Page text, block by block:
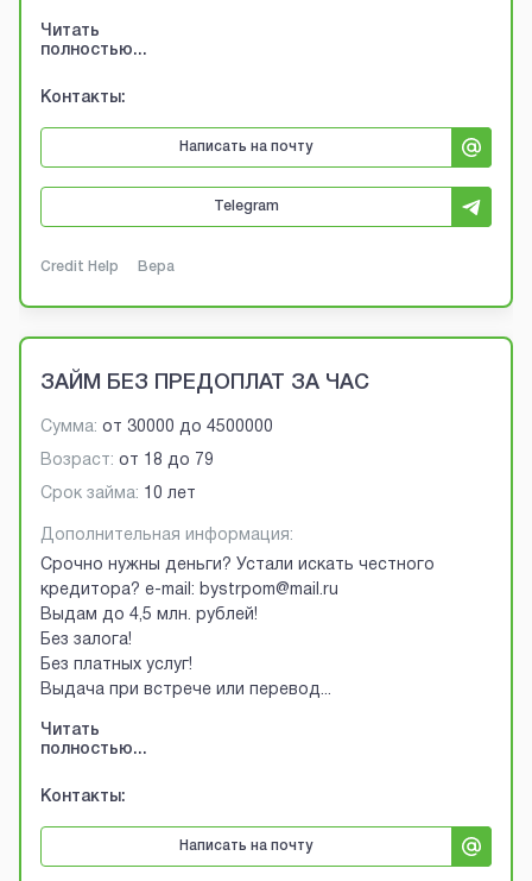
Читать
полностью...
Контакты:
Написать на почту
Telegram
Credit Help Вера
ЗАЙМ БЕЗ ПРЕДОПЛАТ ЗА ЧАС
Сумма: от 30000 до 4500000
Возраст: от 18 до 79
Срок займа: 10 лет
Дополнительная информация:
Срочно нужны деньги? Устали искать честного
кредитора? e-mail: bystrpom@mail.ru
Выдам до 4,5 млн. рублей!
Без залога!
Без платных услуг!
Выдача при встрече или перевод...
Читать
полностью...
Контакты:
Написать на почту